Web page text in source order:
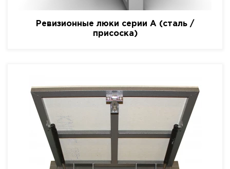
Ревизионные люки серии A (сталь /
присоска)